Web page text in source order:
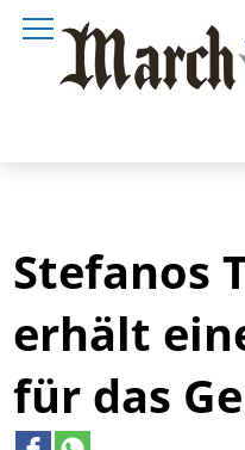
Stefanos
erhält
für das